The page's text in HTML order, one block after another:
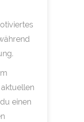
einen